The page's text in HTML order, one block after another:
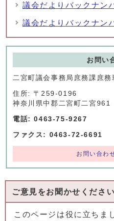
議会だよりバックナン
議会だよりバックナン
お問い
二宮町議会事務局庶務課庶務
住所: 〒259-0196
神奈川県中郡二宮町二宮961
電話: 0463-75-9267
ファクス: 0463-72-6691
お問い合わ
ご意見をお聞かせください
このページは役に立ちま